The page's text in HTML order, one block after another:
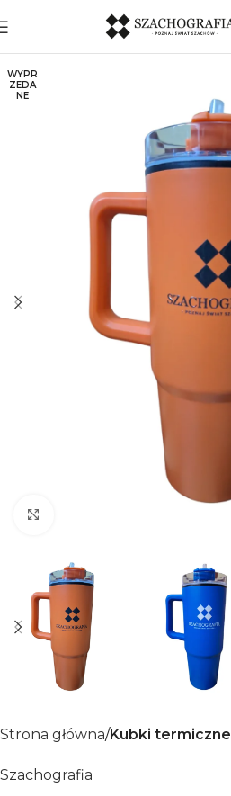
WYPR
ZEDA
NE
Strona główna Kubki termiczne
Szachografia